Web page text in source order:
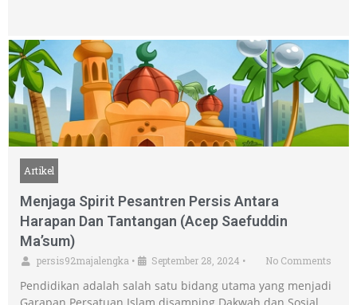
Artikel
Menjaga Spirit Pesantren Persis Antara
Harapan Dan Tantangan (Acep Saefuddin
Ma’sum)
persis92majalengka • September 28, 2024 • No Comments
Pendidikan adalah salah satu bidang utama yang menjadi